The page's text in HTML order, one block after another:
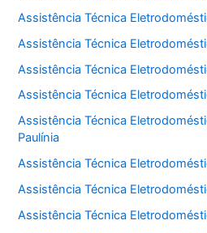
Assistência Técnica
Assistência Técnica
Assistência Técnica
Assistência Técnica
Assistência Técnica
Paulínia
Assistência Técnica
Assistência Técnica
Assistência Técnica